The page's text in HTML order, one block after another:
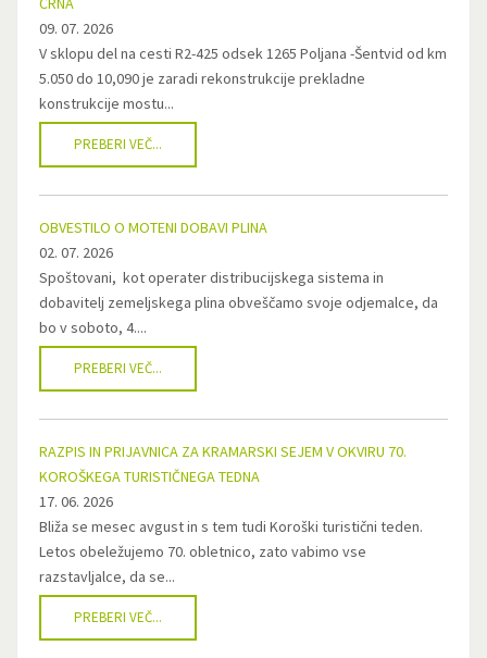
09. 07. 2026
V sklopu del na cesti R2-425 odsek 1265 Poljana -Šentvid od km
5.050 do 10,090 je zaradi rekonstrukcije prekladne
konstrukcije mostu...
PREBERI VEČ...
OBVESTILO O MOTENI DOBAVI PLINA
02. 07. 2026
Spoštovani, kot operater distribucijskega sistema in
dobavitelj zemeljskega plina obveščamo svoje odjemalce, da
bo v soboto, 4....
PREBERI VEČ...
RAZPIS IN PRIJAVNICA ZA KRAMARSKI SEJEM V OKVIRU 70.
KOROŠKEGA TURISTIČNEGA TEDNA
17. 06. 2026
Bliža se mesec avgust in s tem tudi Koroški turistični teden.
Letos obeležujemo 70. obletnico, zato vabimo vse
razstavljalce, da se...
PREBERI VEČ...